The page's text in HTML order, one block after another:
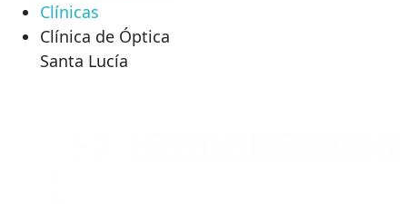
Clínicas
Clínica de Óptica
Santa Lucía